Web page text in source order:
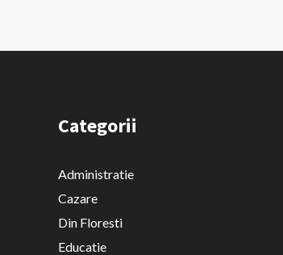
Categorii
Administratie
Cazare
Din Floresti
Educatie